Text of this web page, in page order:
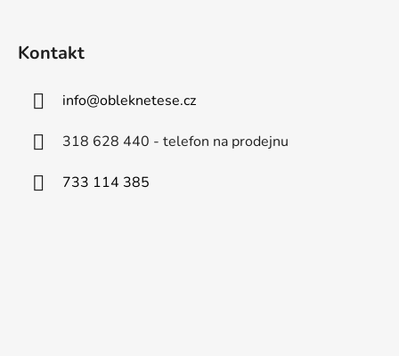
Kontakt
info@obleknetese.cz
318 628 440 - telefon na prodejnu
733 114 385